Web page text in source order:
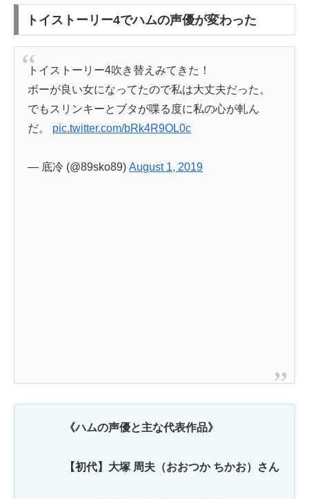
トイストーリー4でハムの声優が変わった
トイストーリー4吹き替えみてきた！
ボーが良い女になってたので私は大丈夫だった。
でもスリンキーとブタが喋る度に私の心が軋ん
だ。 pic.twitter.com/bRk4R9OL0c
— 底冷 (@89sko89)August 1, 2019
《ハムの声優と主な代表作品》
【初代】大塚 周夫（おおつか ちかお）さん